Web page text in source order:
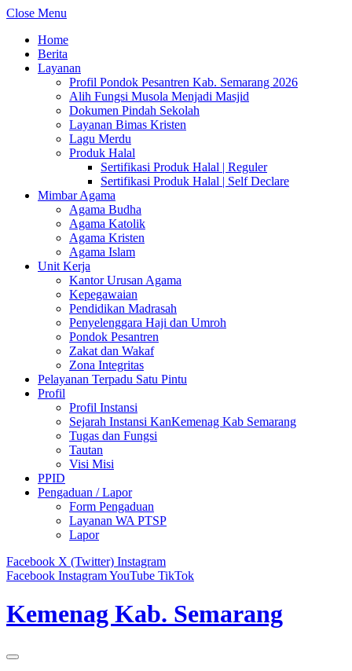
Close Menu
Home
Berita
Layanan
Profil Pondok Pesantren Kab. Semarang 2026
Alih Fungsi Musola Menjadi Masjid
Dokumen Pindah Sekolah
Layanan Bimas Kristen
Lagu Merdu
Produk Halal
Sertifikasi Produk Halal | Reguler
Sertifikasi Produk Halal | Self Declare
Mimbar Agama
Agama Budha
Agama Katolik
Agama Kristen
Agama Islam
Unit Kerja
Kantor Urusan Agama
Kepegawaian
Pendidikan Madrasah
Penyelenggara Haji dan Umroh
Pondok Pesantren
Zakat dan Wakaf
Zona Integritas
Pelayanan Terpadu Satu Pintu
Profil
Profil Instansi
Sejarah Instansi KanKemenag Kab Semarang
Tugas dan Fungsi
Tautan
Visi Misi
PPID
Pengaduan / Lapor
Form Pengaduan
Layanan WA PTSP
Lapor
Facebook X (Twitter) Instagram
Facebook InstagramYouTube TikTok
Kemenag Kab. Semarang